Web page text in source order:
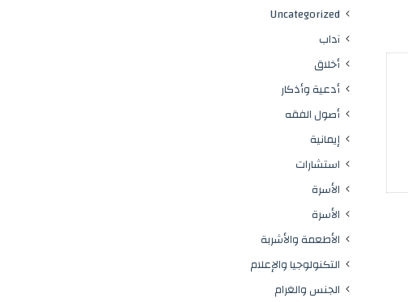
Uncategorized
آداب
أخلاق
أدعية وأذكار
أصول الفقه
إيمانية
استشارات
الأسرة
الأسرة
الأطعمة والأشربة
التكنولوجيا والإعلام
الجنس والغرام